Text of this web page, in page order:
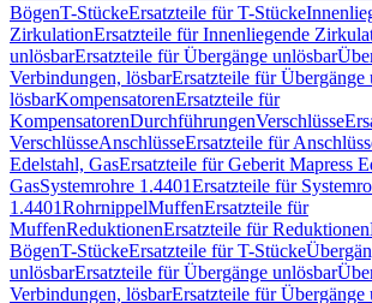
BögenT-StückeErsatzteile für T-Stücke
ZirkulationErsatzteile für Innenliegende
unlösbarErsatzteile für Übergänge unlösbar
Verbindungen, lösbarErsatzteile für Übergänge
lösbarKompensatorenErsatzteile für
KompensatorenDurchführungenVerschlüsse
VerschlüsseAnschlüsseErsatzteile für
Edelstahl, GasErsatzteile für Geberit Mapress
GasSystemrohre 1.4401Ersatzteile für
1.4401RohrnippelMuffenErsatzteile für
MuffenReduktionenErsatzteile für Reduktionen
BögenT-StückeErsatzteile für T-Stücke
unlösbarErsatzteile für Übergänge unlösbar
Verbindungen, lösbarErsatzteile für Übergänge